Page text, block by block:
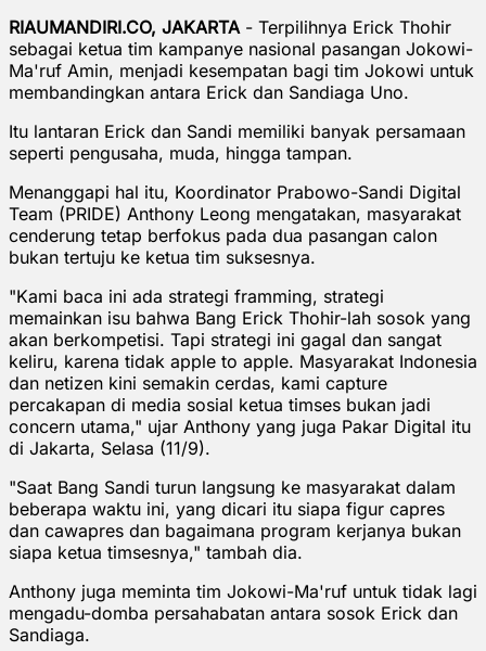
RIAUMANDIRI.CO, JAKARTA - Terpilihnya Erick Thohir
sebagai ketua tim kampanye nasional pasangan Jokowi-
Ma'ruf Amin, menjadi kesempatan bagi tim Jokowi untuk
membandingkan antara Erick dan Sandiaga Uno.
Itu lantaran Erick dan Sandi memiliki banyak persamaan
seperti pengusaha, muda, hingga tampan.
Menanggapi hal itu, Koordinator Prabowo-Sandi Digital
Team (PRIDE) Anthony Leong mengatakan, masyarakat
cenderung tetap berfokus pada dua pasangan calon
bukan tertuju ke ketua tim suksesnya.
"Kami baca ini ada strategi framming, strategi
memainkan isu bahwa Bang Erick Thohir-lah sosok yang
akan berkompetisi. Tapi strategi ini gagal dan sangat
keliru, karena tidak apple to apple. Masyarakat Indonesia
dan netizen kini semakin cerdas, kami capture
percakapan di media sosial ketua timses bukan jadi
concern utama," ujar Anthony yang juga Pakar Digital itu
di Jakarta, Selasa (11/9).
"Saat Bang Sandi turun langsung ke masyarakat dalam
beberapa waktu ini, yang dicari itu siapa figur capres
dan cawapres dan bagaimana program kerjanya bukan
siapa ketua timsesnya," tambah dia.
Anthony juga meminta tim Jokowi-Ma'ruf untuk tidak lagi
mengadu-domba persahabatan antara sosok Erick dan
Sandiaga.